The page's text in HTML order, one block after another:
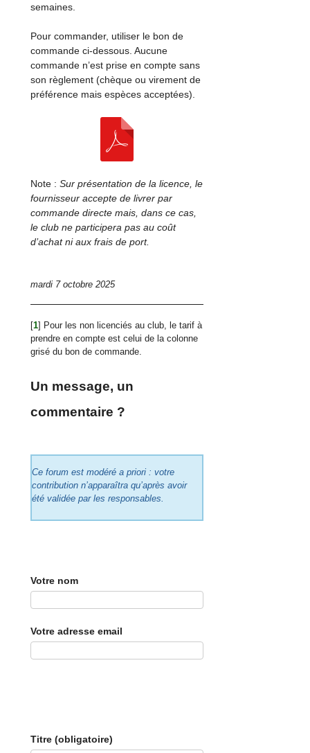
semaines.
Pour commander, utiliser le bon de
commande ci-dessous. Aucune
commande n’est prise en compte sans
son règlement (chèque ou virement de
préférence mais espèces acceptées).
Note :Sur présentation de la licence, le
fournisseur accepte de livrer par
commande directe mais, dans ce cas,
le club ne participera pas au coût
d’achat ni aux frais de port.
mardi 7 octobre 2025
[1] Pour les non licenciés au club, le tarif à
prendre en compte est celui de la colonne
grisé du bon de commande.
Un message, un
commentaire ?
Ce forum est modéré a priori : votre
contribution n’apparaîtra qu’après avoir
été validée par les responsables.
Votre nom
Votre adresse email
Titre (obligatoire)